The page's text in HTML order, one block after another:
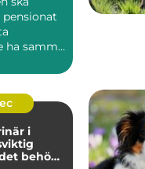
pensionat
ha samma
i
behövs